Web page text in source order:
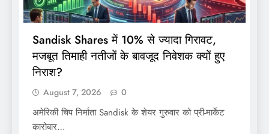
Sandisk Shares में 10% से ज्यादा गिरावट,
मजबूत तिमाही नतीजों के बावजूद निवेशक क्यों हुए
निराश?
August 7, 2026 0
अमेरिकी चिप निर्माता Sandisk के शेयर गुरुवार को प्री-मार्केट
कारोबार…